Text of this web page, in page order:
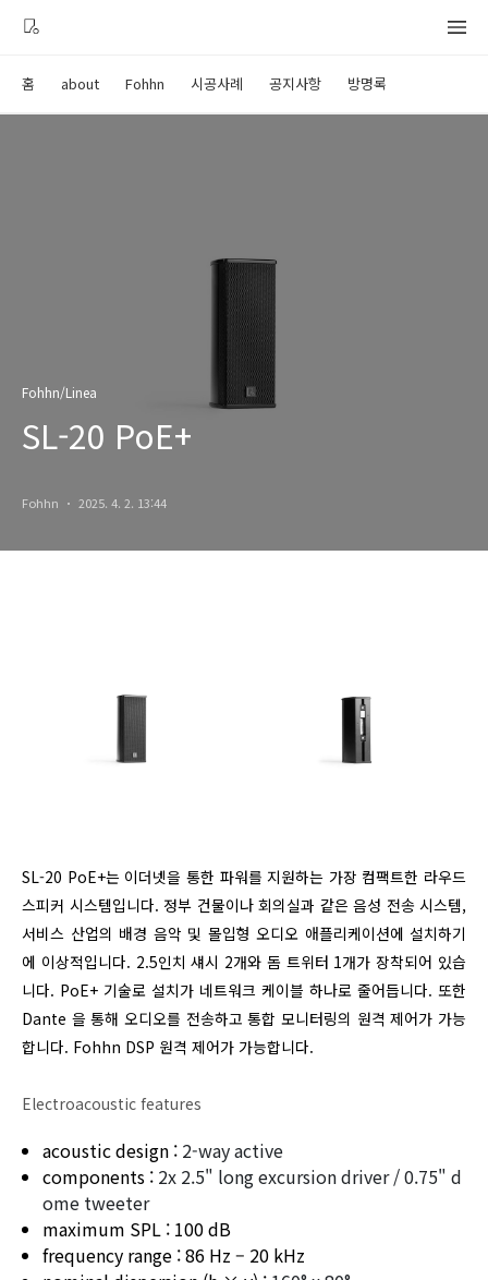
홈 about Fohhn 시공사례 공지사항 방명록
Fohhn/Linea
SL-20 PoE+
Fohhn 2025. 4. 2. 13:44
SL-20 PoE+는 이더넷을 통한 파워를 지원하는 가장 컴팩트한 라우드
스피커 시스템입니다. 정부 건물이나 회의실과 같은 음성 전송 시스템,
서비스 산업의 배경 음악 및 몰입형 오디오 애플리케이션에 설치하기
에 이상적입니다. 2.5인치 섀시 2개와 돔 트위터 1개가 장착되어 있습
니다. PoE+ 기술로 설치가 네트워크 케이블 하나로 줄어듭니다. 또한
Dante 을 통해 오디오를 전송하고 통합 모니터링의 원격 제어가 가능
합니다. Fohhn DSP 원격 제어가 가능합니다.
Electroacoustic features
acoustic design : 2-way active
components : 2x 2.5" long excursion driver / 0.75" d
ome tweeter
maximum SPL : 100 dB
frequency range : 86 Hz – 20 kHz